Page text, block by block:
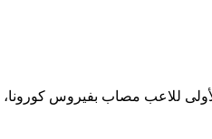
للاعب مصاب بفيروس